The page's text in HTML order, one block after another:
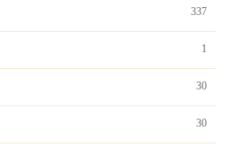
337
1
30
30